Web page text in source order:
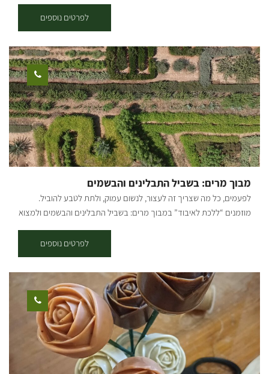
ids="29979,29981,29983,29985,7791,7789,7787,7785,7783"
המקומי, לימודי גמולגיה בבורסה לאבני חן ברג', והפעלת סטודיו לצורפות
בנווה צדק ת"א עד המעבר דרומה. בסטודיו קיימת תצוגה של יצירות
שנעשו במקום בעבודת יד בזהב כסף אבני חן ויהלומים. אנו מקיימים
סדנאות ללימודי יסודות הצורפות, קורסים מתקדמים וגם סדנאות חד
פעמיות שמתאימות למתקדמים ולחסרי ניסיון בו מתנסים בעבודת צורפות
ויוצאים עם תכשיט מעשי ידכם. בנוסף ניתן לתאם גם סדנאות זוגיות ליצירת
טבעות נישואין וכדומה. סדנאות חד פעמיות בעלות 380 ש"ח למשתתף,
בתוספת מחיר עבור שימוש בחומרים (זהב, כסף, אבנים), משך הסדנא 3
שעות, כמות משתתפים 2-4 לסדנא. הסדנאות והקורסים בתיאום והזמנה
מראש בטלפון. [gallery columns="4"
ids="28384,28386,28388,28390,28392,28394,28396,28398,28400,28
לפרטים נוספים
מבוך מרים: בשביל התבלינים והבשמים
לפעמים, כל מה שצריך זה לעצור, לנשום עמוק, ולתת לטבע להוביל.
מוזמנים “ללכת לאיבוד” במבוך מרים: בשביל התבלינים והבשמים ולמצוא
מחדד את הזיכרון? מה עוזר לכאב ראש? שמעתם על צחצוח חניכיים? בואו
למבוך וצחצחו את הידע שלכם על צמחי מרפא! לאן מוביל המבוך? -
להיכרות עם צמחי מרפא - לחוויה של כל החושים - לרוגע ושלווה פנימית
בטוח שתצליחו למצוא את היציאה מהמבוך, אבל לא בטוח שתרצו לצאת
:-) מה מחכה לכם בסיור? - נרחרח, נמשש ונטעם - נלמד לזהות צמחי
תבלין. - ניצור שקיות ריח קסומות וניקח הביתה ניחוח של טבע אמיתי. - נגלה
את סודות הצמחים ונבין את היתרונות הבריאותיים של כל צמח. - נקנח עם
חליטת לימונדת צמחים ביתית ומרעננת. מחפשים חוויה מיוחדת אפילו
יותר? הצטרפו לסיור לילה לאור פנסים - בהזמנה מראש. בגמר הסיור
יושבים מסביב למדורה לשתיית חליטה חמה של צמחי תבלין. מומלץ להביא
לפרטים נוספים